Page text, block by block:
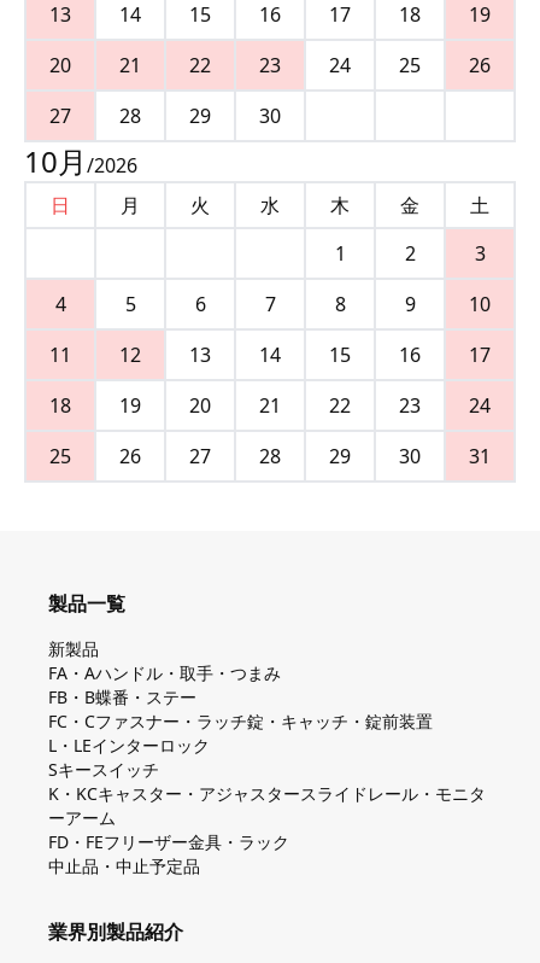
13
14 15 16 17 18
19
20
21 22 23 24 25
26
27
28 29 30
10月 /2026
日
月 火 水 木 金
土
1
2
3
4
5 6 7 8 9
10
11
12 13 14 15 16
17
18
19 20 21 22 23
24
25
26 27 28 29 30 31
製品一覧
新製品
FA・Aハンドル・取手・つまみ
FB・B蝶番・ステー
FC・Cファスナー・ラッチ錠・キャッチ・錠前装置
L・LEインターロック
Sキースイッチ
K・KCキャスター・アジャスタースライドレール・モニタ
ーアーム
FD・FEフリーザー金具・ラック
中止品・中止予定品
業界別製品紹介